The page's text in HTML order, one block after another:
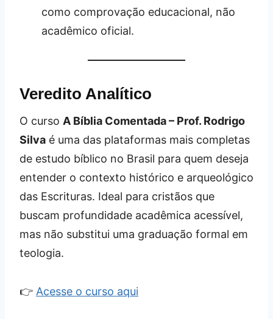
como comprovação educacional, não
acadêmico oficial.
Veredito Analítico
O curso A Bíblia Comentada – Prof. Rodrigo
Silva é uma das plataformas mais completas
de estudo bíblico no Brasil para quem deseja
entender o contexto histórico e arqueológico
das Escrituras. Ideal para cristãos que
buscam profundidade acadêmica acessível,
mas não substitui uma graduação formal em
teologia.
👉 Acesse o curso aqui